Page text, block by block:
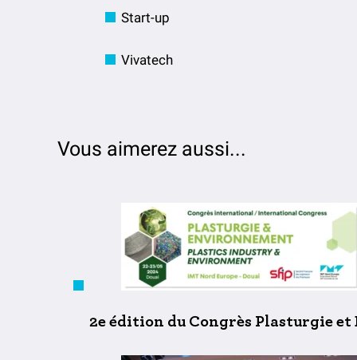
Start-up
Vivatech
Vous aimerez aussi...
2e édition du Congrès Plasturgie